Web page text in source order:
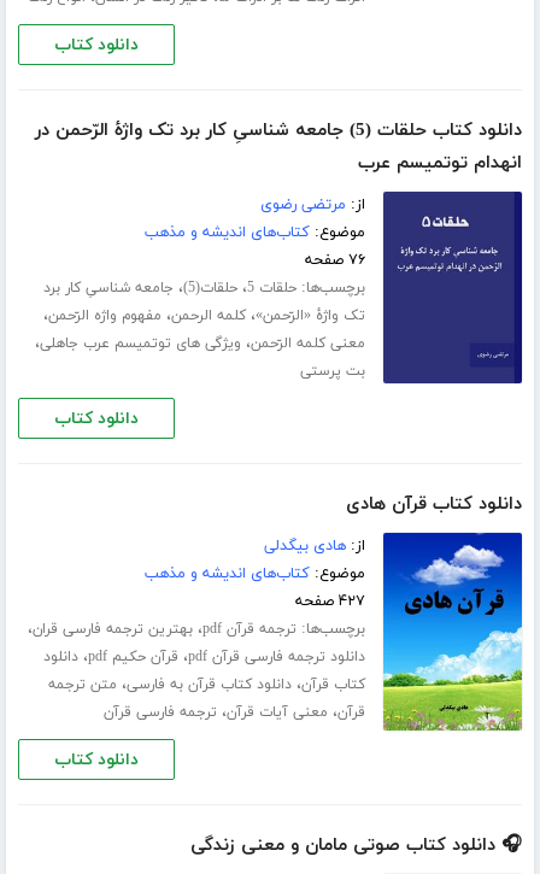
دانلود کتاب
دانلود کتاب حلقات (5) جامعه شناسیِ کار برد تک واژۀ الرّحمن در
انهدام توتمیسم عرب
از: مرتضی رضوی
موضوع:کتاب‌های اندیشه و مذهب
۷۶ صفحه
برچسب‌ها:حلقات 5 ،حلقات(5) ، جامعه شناسیِ کار برد
تک واژۀ «الرّحمن»،کلمه الرحمن، مفهوم واژه الرّحمن،
معنی کلمه الرّحمن، ویژگی های توتمیسم عرب جاهلی،
بت پرستی
دانلود کتاب
دانلود کتاب قرآن هادی
از:هادی بیگدلی
موضوع:کتاب‌های اندیشه و مذهب
۴۲۷ صفحه
برچسب‌ها: ترجمه قرآن pdf ،بهترین ترجمه فارسی قران،
دانلود ترجمه فارسی قرآن pdf ، قرآن حکیم pdf ،دانلود
کتاب قرآن،دانلود کتاب قرآن به فارسی، متن ترجمه
قرآن، معنی آیات قرآن، ترجمه فارسی قرآن
دانلود کتاب
🎧 دانلود کتاب صوتی مامان و معنی زندگی